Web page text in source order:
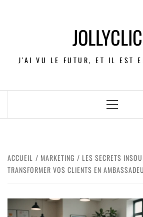
J'AI VU LE FUTUR, ET IL EST
ACCUEIL MARKETING
LES SECRETS
TRANSFORMER VOS CLIENTS EN